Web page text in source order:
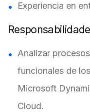
Experiencia en
Analizar
funcionales de
Microsoft
Cloud.